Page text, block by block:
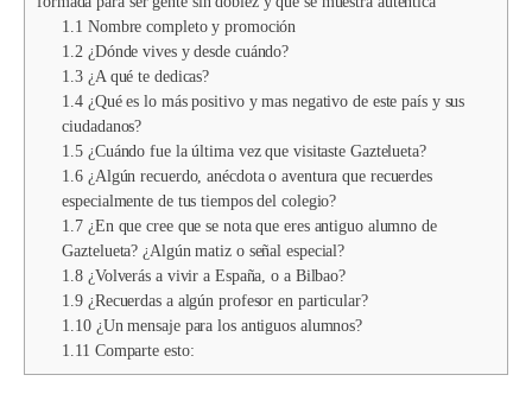
1.1 Nombre completo y promoción
1.2 ¿Dónde vives y desde cuándo?
1.3 ¿A qué te dedicas?
1.4 ¿Qué es lo más positivo y mas negativo de este país y sus
ciudadanos?
1.5 ¿Cuándo fue la última vez que visitaste Gaztelueta?
1.6 ¿Algún recuerdo, anécdota o aventura que recuerdes
especialmente de tus tiempos del colegio?
1.7 ¿En que cree que se nota que eres antiguo alumno de
Gaztelueta? ¿Algún matiz o señal especial?
1.8 ¿Volverás a vivir a España, o a Bilbao?
1.9 ¿Recuerdas a algún profesor en particular?
1.10¿Un mensaje para los antiguos alumnos?
1.11 Comparte esto: